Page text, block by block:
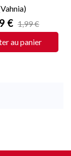
€ 1,99 €
au panier